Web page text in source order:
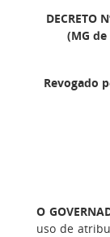
DECRETO
(MG
Revogado
O
uso de